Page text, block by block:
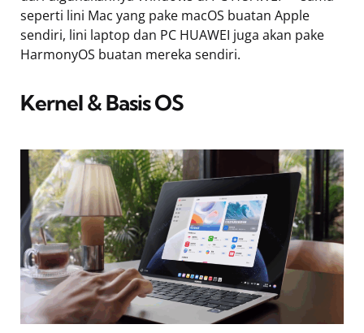
seperti lini Mac yang pake macOS buatan Apple
sendiri, lini laptop dan PC HUAWEI juga akan pake
HarmonyOS buatan mereka sendiri.
Kernel & Basis OS